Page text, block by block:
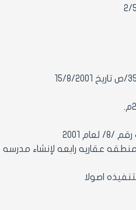
2- تخصيص وزاره السياحة ببقعه الارض القائمة على العقار /2778/